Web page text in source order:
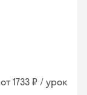
от 1733 ₽ / урок